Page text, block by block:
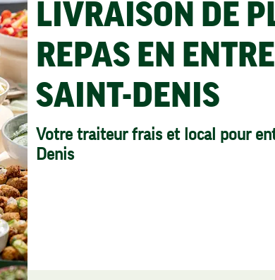
LIVRAISON DE
REPAS EN
SAINT-DENIS
Votre traiteur frais et local pour
Denis